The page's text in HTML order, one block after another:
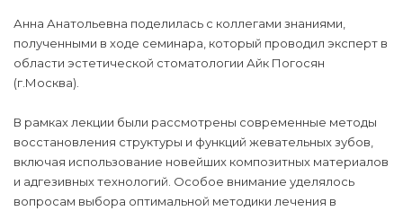
Анна Анатольевна поделилась с коллегами знаниями,
полученными в ходе семинара, который проводил эксперт в
области эстетической стоматологии Айк Погосян
(г.Москва).
В рамках лекции были рассмотрены современные методы
восстановления структуры и функций жевательных зубов,
включая использование новейших композитных материалов
и адгезивных технологий. Особое внимание уделялось
вопросам выбора оптимальной методики лечения в